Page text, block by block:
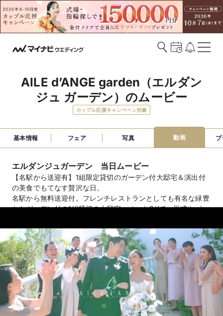
AILE d’ANGE garden（エルダン
ジュ ガーデン）のムービー
カップル応援キャンペーン対象
基本情報 フェア 写真 動画
エルダンジュガーデン 当日ムービー
【名駅から送迎有】1組限定貸切のガーデン付大邸宅＆演出付
の美食でもてなす贅沢な日。
名駅から無料送迎付。フレンチレストランとしても有名な緑豊
かなガーデン付の1組貸切の大邸宅。ペットOKで、挙式やパー